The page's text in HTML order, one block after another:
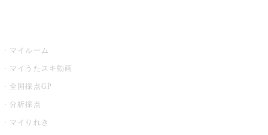
マイルーム
マイうたスキ動画
全国採点GP
分析採点
マイりれき